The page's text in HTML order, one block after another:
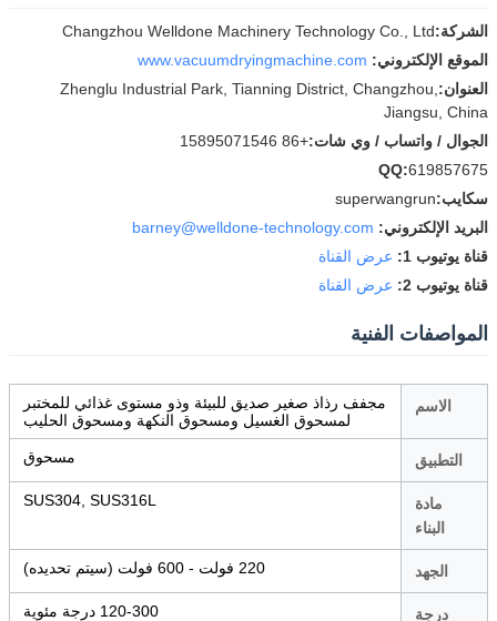
الشركة:Changzhou Welldone Machinery Technology Co., Ltd
الموقع الإلكتروني: www.vacuumdryingmachine.com
العنوان: Zhenglu Industrial Park, Tianning District, Changzhou,
Jiangsu, China
الجوال / واتساب / وي شات:+86 15895071546
QQ:619857675
سكايب:superwangrun
البريد الإلكتروني: barney@welldone-technology.com
قناة يوتيوب 1:
عرض القناة
قناة يوتيوب 2:
عرض القناة
المواصفات الفنية
الاسم
مجفف رذاذ صغير صديق للبيئة وذو مستوى غذائي للمختبر
لمسحوق الغسيل ومسحوق النكهة ومسحوق الحليب
التطبيق مسحوق
مادة
البناء
SUS304, SUS316L
الجهد 220 فولت - 600 فولت (سيتم تحديده)
درجة
120-300 درجة مئوية